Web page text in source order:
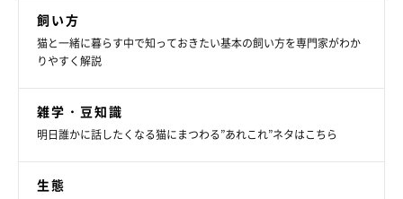
飼い方
猫と一緒に暮らす中で知っておきたい基本の飼い方を専門家がわか
りやすく解説
雑学・豆知識
明日誰かに話したくなる猫にまつわる”あれこれ”ネタはこちら
生態